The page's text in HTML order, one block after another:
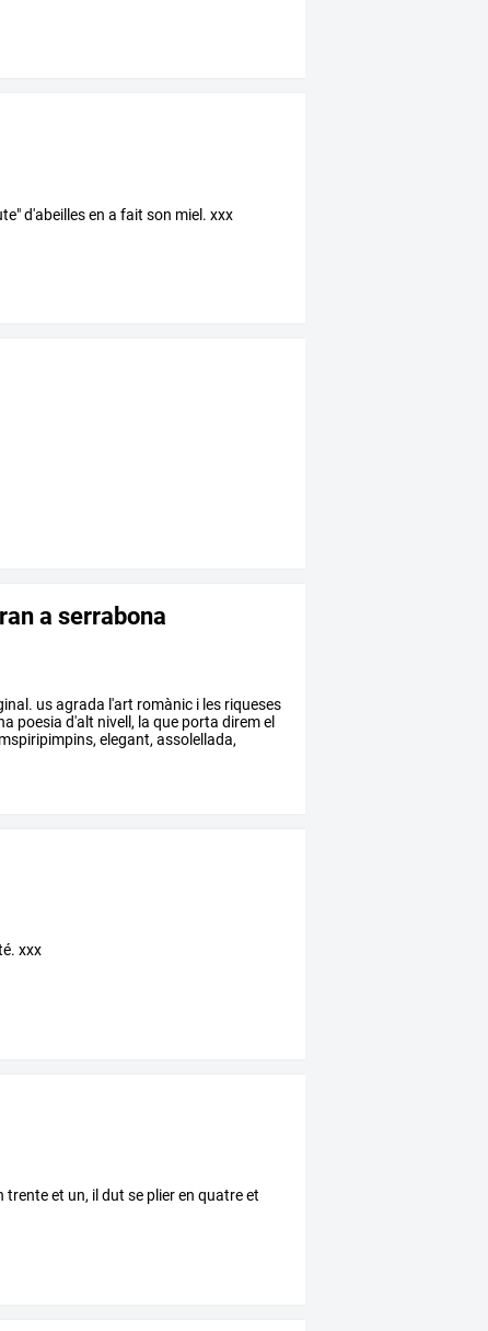
d'abeilles en a fait son miel. xxx
a serrabona
usagrada l'art romànic i les riqueses
poesia d'alt nivell, la que porta diremel
elegant,assolellada,
xxx
et un, il dut se plier en quatre et